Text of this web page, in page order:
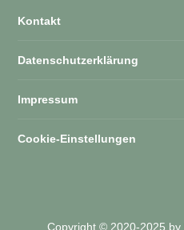
Kontakt
Datenschutzerklärung
Impressum
Cookie-Einstellungen
Copyright © 2020-2025 by